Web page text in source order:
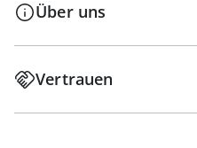
Über uns
Vertrauen